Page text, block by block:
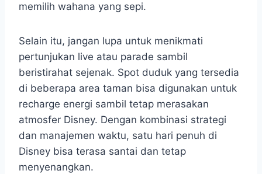
memilih wahana yang sepi.
Selain itu, jangan lupa untuk menikmati
pertunjukan live atau parade sambil
beristirahat sejenak. Spot duduk yang tersedia
di beberapa area taman bisa digunakan untuk
recharge energi sambil tetap merasakan
atmosfer Disney. Dengan kombinasi strategi
dan manajemen waktu, satu hari penuh di
Disney bisa terasa santai dan tetap
menyenangkan.